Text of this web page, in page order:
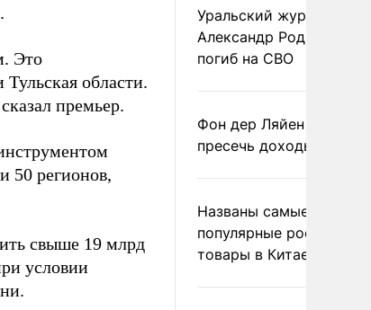
Это
области.
премьер.
50 регионов,
свыше 19 млрд
условии
Уральский журналист
Александр Родионов
погиб на СВО
Фон дер Ляйен
пресечь доходы России
Названы самые
популярные российские
товары в Китае